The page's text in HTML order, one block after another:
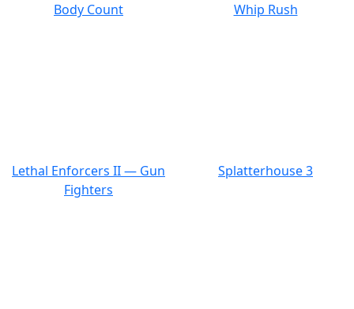
Body Count Whip Rush
Lethal Enforcers II — Gun
Fighters
Splatterhouse 3